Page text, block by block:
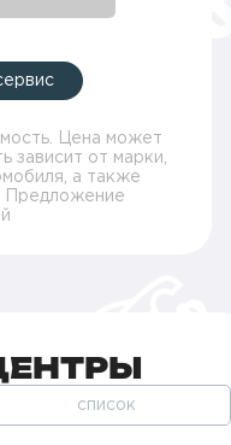
Цена может
зависит от марки,
а также
Предложение
список